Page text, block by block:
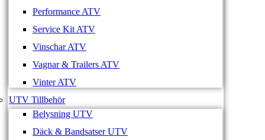
Performance ATV
Service Kit ATV
Vinschar ATV
Vagnar & Trailers ATV
Vinter ATV
UTV Tillbehör
Belysning UTV
Däck & Bandsatser UTV